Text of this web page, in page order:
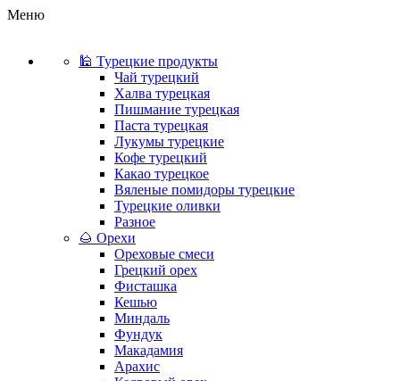
Меню
🕌 Турецкие продукты
Чай турецкий
Халва турецкая
Пишмание турецкая
Паста турецкая
Лукумы турецкие
Кофе турецкий
Какао турецкое
Вяленые помидоры турецкие
Турецкие оливки
Разное
🌰 Орехи
Ореховые смеси
Грецкий орех
Фисташка
Кешью
Миндаль
Фундук
Макадамия
Арахис